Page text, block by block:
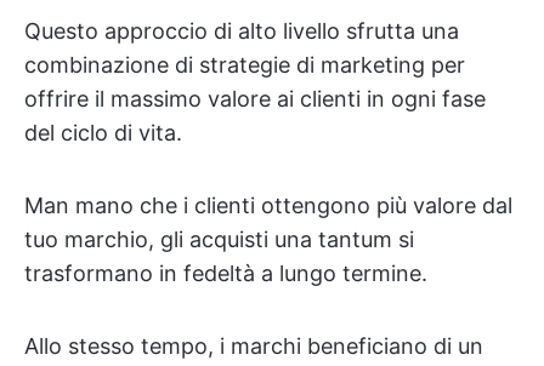
Questo approccio di alto livello sfrutta una
combinazione di strategie di marketing per
offrire il massimo valore ai clienti in ogni fase
del ciclo di vita.
Man mano che i clienti ottengono più valore dal
tuo marchio, gli acquisti una tantum si
trasformano in fedeltà a lungo termine.
Allo stesso tempo, i marchi beneficiano di un